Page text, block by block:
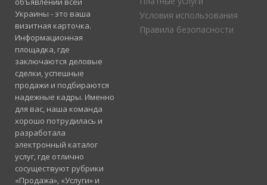
Украины - это ваша
визитная карточка.
Информационная
площадка, где
заключаются деловые
сделки, успешные
продажи и подбираются
надежные кадры. Именно
для вас, наша команда
хорошо потрудилась и
разработала
электронный каталог
услуг, где отлично
сосуществуют рубрики
«Продажа», «Услуги» и
Условия использования
Правила безопасности